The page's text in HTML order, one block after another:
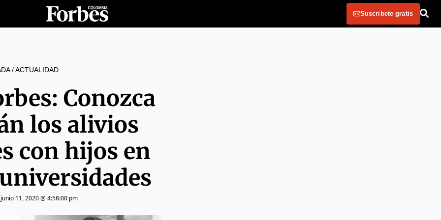
Suscribete gratis
/ACTUALIDAD
Conozca
los alivios
con hijos en
junio 11, 2020 @ 4:58:00 pm